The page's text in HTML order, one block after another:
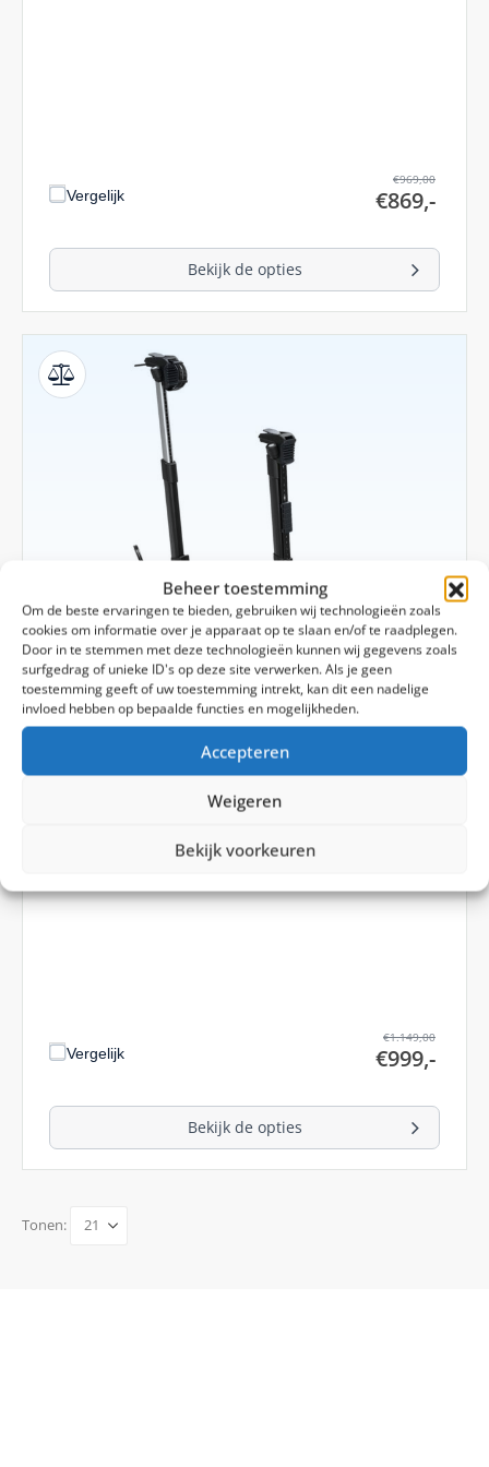
Beheer toestemming
Om de beste ervaringen te bieden, gebruiken wij technologieën zoals
cookies om informatie over je apparaat op te slaan en/of te raadplegen.
Door in te stemmen met deze technologieën kunnen wij gegevens zoals
surfgedrag of unieke ID's op deze site verwerken. Als je geen
toestemming geeft of uw toestemming intrekt, kan dit een nadelige
invloed hebben op bepaalde functies en mogelijkheden.
Accepteren
Weigeren
Bekijk voorkeuren
€969,00
€869,-
Vergelijk
Bekijk de opties
Thule Epos 2 Fietsendrager
€1.149,00
€999,-
Vergelijk
Bekijk de opties
Tonen: